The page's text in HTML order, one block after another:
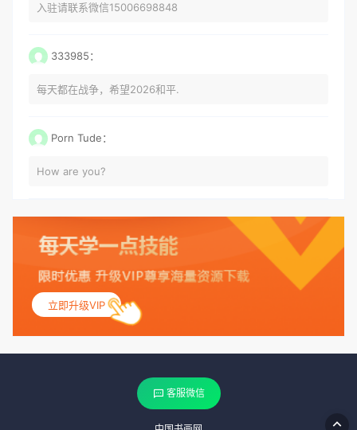
入驻请联系微信15006698848
333985：
每天都在战争，希望2026和平.
Porn Tude：
How are you?
立即升级VIP
客服微信